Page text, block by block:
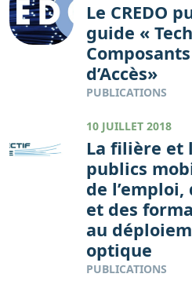
Le CREDO
guide «
d’Accès»
PUBLICATIONS
10 JUILLET 2018
La filière et
publics
de
et des
au
optique
PUBLICATIONS